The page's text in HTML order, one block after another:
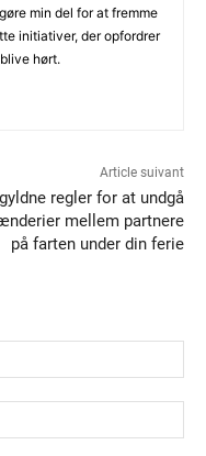
min del for at fremme
initiativer, der opfordrer
hørt.
Article suivant
regler for at undgå
mellem partnere
på farten under din ferie
:*
:*